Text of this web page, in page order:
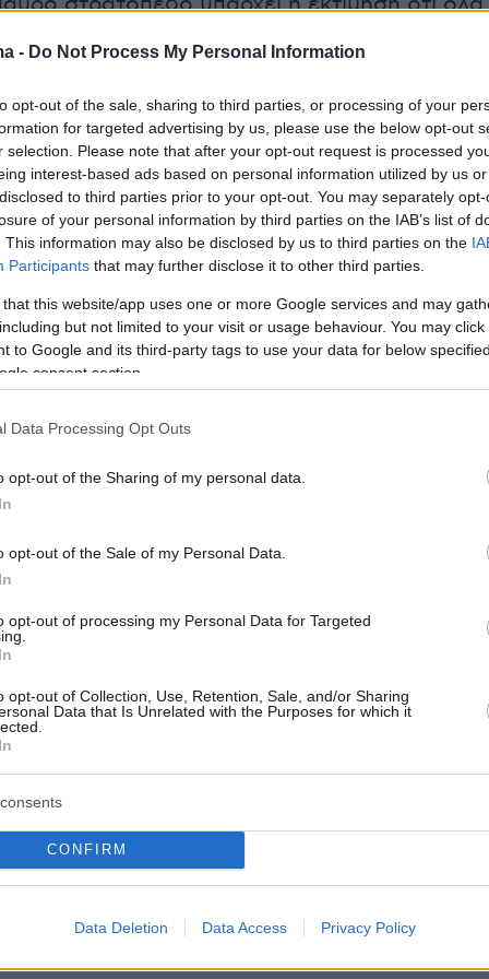
- Do Not Process My Personal Information
opt-out of the sale, sharing to third parties, or processing of your
for targeted advertising by us, please use the below opt-out
selection. Please note that after your opt-out request is processed
interest-based ads based on personal information utilized by us
to third parties prior to your opt-out. You may separately
of your personal information by third parties on the IAB’s list of
This information may also be disclosed by us to third parties on the
Participants that may further disclose it to other third parties.
that this website/app uses one or more Google services and may
but not limited to your visit or usage behaviour. You may
to Google and its third-party tags to use your data for below
consent section.
Data Processing Opt Outs
opt-out of the Sharing of my personal data.
opt-out of the Sale of my Personal Data.
opt-out of processing my Personal Data for Targeted
opt-out of Collection, Use, Retention, Sale, and/or Sharing
Data that Is Unrelated with the Purposes for which it
CONFIRM
Data Deletion Data Access Privacy Policy
τον άφησε εκτός από τους αγώνες της
ομάδας και το οποίο αντιμετώπιζε και πριν
με τον Απόλλωνα Σμύρνης και θα
στους «ερυθρόλευκους».
απάντηση Μητσοτάκη σε Ολλανδή
από την Τουρκία
Σήμερα τηλεδιάσκεψη για την εύρεση
κορωνοϊό: Οι επόμενες κινήσεις της
μετά το «ρεκόρ» των 8.613 κρουσμάτων
protothema.gr στο Google Newsκαι μάθετε πρώτοι
Ειδήσειςαπό την Ελλάδα και τον Κόσμο, τη
στο